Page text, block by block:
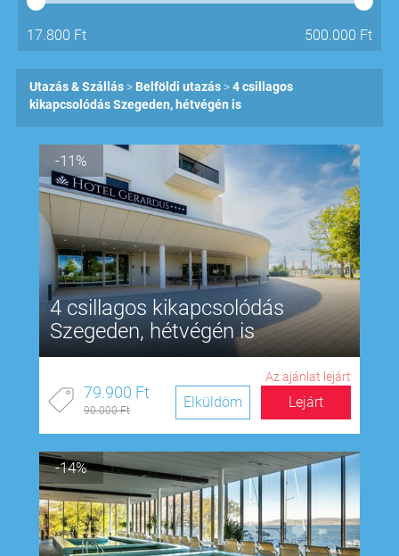
17.800 Ft 500.000 Ft
Utazás & Szállás Belföldi utazás
4 csillagos
kikapcsolódás Szegeden, hétvégén is
-11%
4 csillagos kikapcsolódás
Szegeden, hétvégén is
Az ajánlat lejárt
79.900 Ft
90.000 Ft Lejárt
Elküldöm
-14%